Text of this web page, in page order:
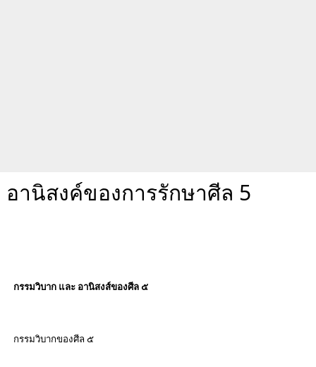
อานิสงค์ของการรักษาศีล 5
กรรมวิบาก และ อานิสงส์ของศีล ๕
กรรมวิบากของศีล ๕